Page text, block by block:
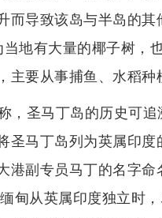
而导致该岛与半岛的
地有大量的椰子树，
主要从事捕鱼、水稻种
，圣马丁岛的历史可
圣马丁岛列为英属印
港副专员马丁的名字
甸从英属印度独立时